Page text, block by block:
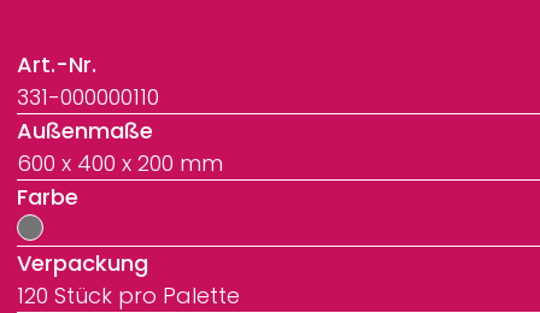
Art.-Nr.
331-000000110
Außenmaße
600 x 400 x 200 mm
Farbe
Verpackung
120 Stück pro Palette